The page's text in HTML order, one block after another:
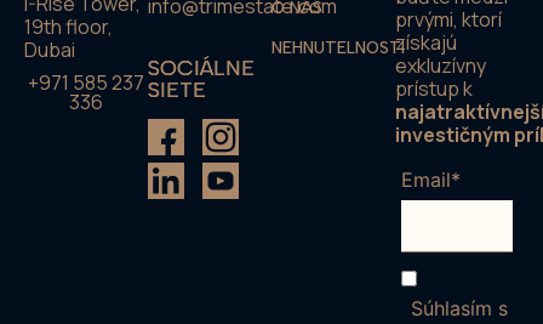
19th floor,
Dubai
+971 585 237
336
info@trimestate.com
SOCIÁLNE
SIETE
O NÁS
NEHNUTELNOSTI
prvými, ktorí
získajú
exkluzívny
prístup k
investičným
Email*
Súhlasím s